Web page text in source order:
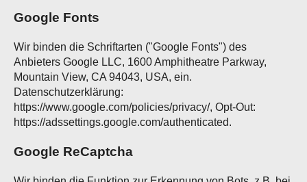
Google Fonts
Wir binden die Schriftarten ("Google Fonts") des
Anbieters Google LLC, 1600 Amphitheatre Parkway,
Mountain View, CA 94043, USA, ein.
Datenschutzerklärung:
https://www.google.com/policies/privacy/, Opt-Out:
https://adssettings.google.com/authenticated.
Google ReCaptcha